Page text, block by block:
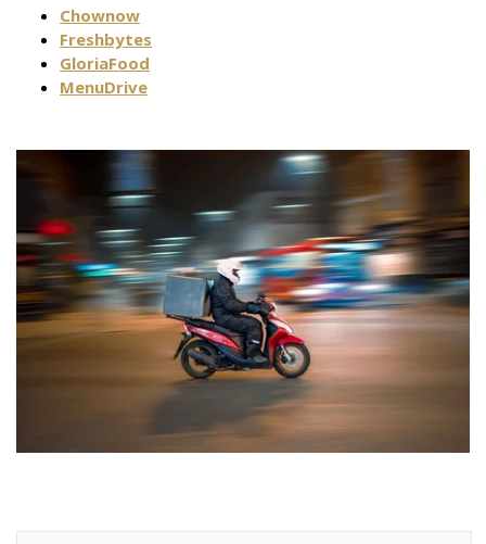
Chownow
Freshbytes
GloriaFood
MenuDrive